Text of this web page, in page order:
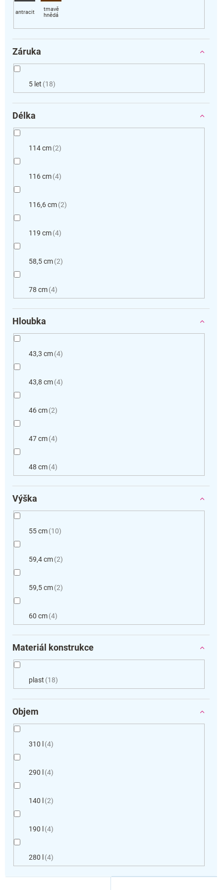
Záruka
5 let 18
Délka
114 cm 2
116 cm 4
116,6 cm 2
119 cm 4
58,5 cm 2
78 cm 4
Hloubka
43,3 cm 4
43,8 cm 4
46 cm 2
47 cm 4
48 cm 4
Výška
55 cm 10
59,4 cm 2
59,5 cm 2
60 cm 4
Materiál konstrukce
plast 18
Objem
310 l 4
290 l 4
140 l 2
190 l 4
280 l 4
V